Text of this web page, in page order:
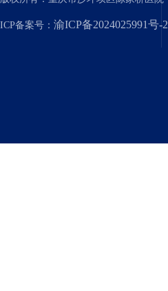
ICP备案号： 渝ICP备2024025991号-2